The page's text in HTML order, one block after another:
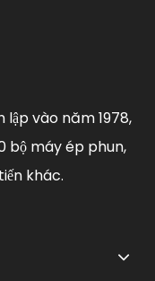
lập vào năm 1978,
bộ máy ép phun,
khác.